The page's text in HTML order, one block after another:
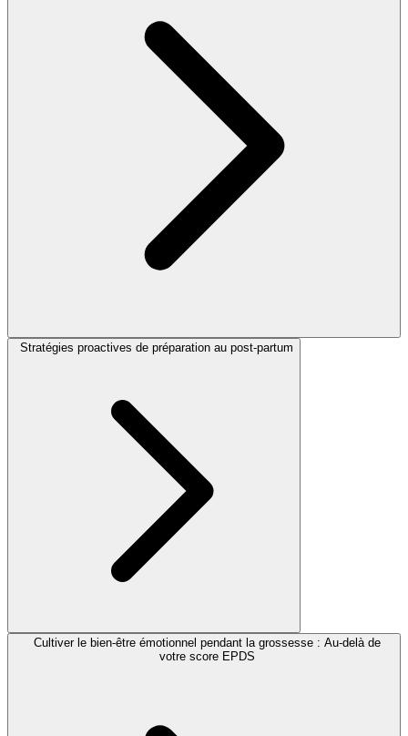
Stratégies proactives de préparation au post-partum
Cultiver le bien-être émotionnel pendant la grossesse : Au-delà de
votre score EPDS